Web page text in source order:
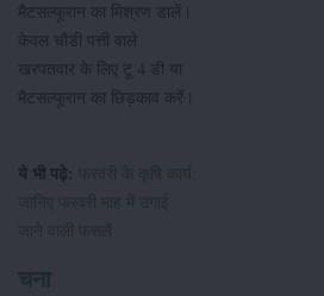
मैटसल्फूरान का मिश्रण डालें।
केवल चौडी पत्ती वाले
खरपतवार के लिए टू 4 डी या
मैटसल्फूरान का छिड़काव करें।
ये भी पढ़े:
फरवरी के कृषि कार्य:
जानिए फरवरी माह में उगाई
जाने वाली फसलें
चना